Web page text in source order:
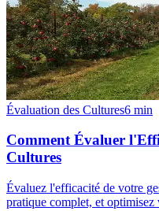
Évaluation des Cultures6 min
Comment Évaluer
Cultures
Évaluez l'efficacité de votre
pratique complet, et